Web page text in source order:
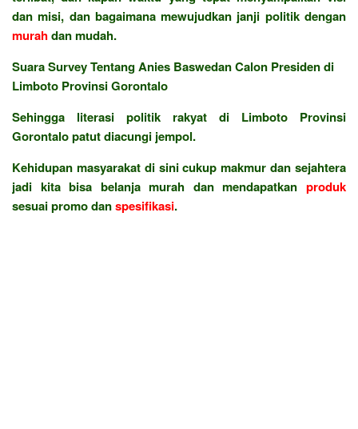
dan misi, dan bagaimana mewujudkan janji politik dengan
murahdan mudah.
Suara Survey Tentang Anies Baswedan Calon Presiden di
Limboto Provinsi Gorontalo
Sehingga literasi politik rakyat di Limboto Provinsi
Gorontalo patut diacungi jempol.
Kehidupan masyarakat di sini cukup makmur dan sejahtera
jadi kita bisa belanja murah dan mendapatkan produk
sesuai promo danspesifikasi.